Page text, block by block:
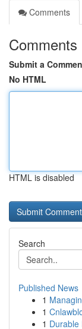
Comments
Comments
Submit a
No HTML
HTML is disabled
Search
Published News
1
1
1 Durable